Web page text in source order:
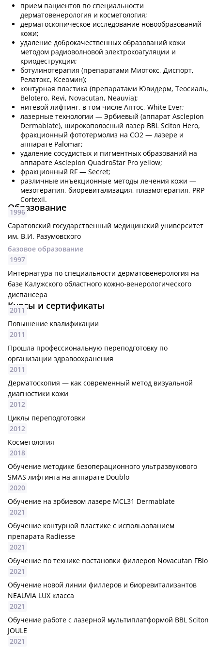
прием пациентов по специальности
дерматовенерология и косметология;
дерматоскопическое исследование новообразований
кожи;
удаление доброкачественных образований кожи
методом радиоволновой электрокоагуляции и
криодеструкции;
ботулинотерапия (препаратами Миотокс, Диспорт,
Релатокс, Ксеомин);
контурная пластика (препаратами Ювидерм, Теосиаль,
Belotero, Revi, Novacutan, Neauvia);
нитевой лифтинг, в том числе Аптос, White Ever;
лазерные технологии — Эрбиевый (аппарат Asclepion
Dermablate), широкополосный лазер BBL Sciton Hero,
фракционный фототермолиз на СО2 — лазере и
аппарате Palomar;
удаление сосудистых и пигментных образований на
аппарате Asclepion QuadroStar Pro yellow;
фракционный RF — Secret;
различные инъекционные методы лечения кожи —
мезотерапия, биоревитализация, плазмотерапия, PRP
Cortexil.
Образование
1996
Саратовский государственный медицинский университет
им. В.И. Разумовского
базовое образование
1997
Интернатура по специальности дерматовенерология на
базе Калужского областного кожно-венерологического
диспансера
Курсы и сертификаты
2011
Повышение квалификации
2011
Прошла профессиональную переподготовку по
организации здравоохранения
2011
Дерматоскопия — как современный метод визуальной
диагностики кожи
2012
Циклы переподготовки
2012
Косметология
2018
Обучение методике безоперационного ультразвукового
SMAS лифтинга на аппарате Doublo
2020
Обучение на эрбиевом лазере MCL31 Dermablate
2021
Обучение контурной пластике с использованием
препарата Radiesse
2021
Обучение по технике постановки филлеров Novacutan FBio
2021
Обучение новой линии филлеров и биоревитализантов
NEAUVIA LUX класса
2021
Обучение работе с лазерной мультиплатформой BBL Sciton
JOULE
2021